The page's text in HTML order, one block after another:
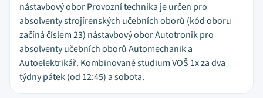
nástavbový obor Provozní technika je určen pro
absolventy strojírenských učebních oborů (kód oboru
začíná číslem 23) nástavbový obor Autotronik pro
absolventy učebních oborů Automechanik a
Autoelektrikář. Kombinované studium VOŠ 1x za dva
týdny pátek (od 12:45) a sobota.